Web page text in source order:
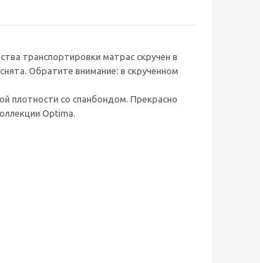
транспортировки матрас скручен в
Обратите внимание: в скрученном
плотности со спанбондом. Прекрасно
Optima.